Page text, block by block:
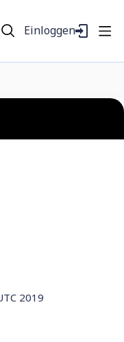
Einloggen
2019